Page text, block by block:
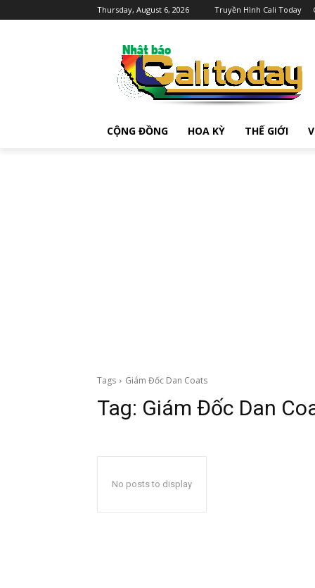
Thursday, August 6, 2026 Truyền Hình Cali Today
CỘNG ĐỒNG HOA KỲ THẾ GIỚI
Tags Giám Đốc Dan Coats
Tag: Giám Đốc Dan
No posts to display